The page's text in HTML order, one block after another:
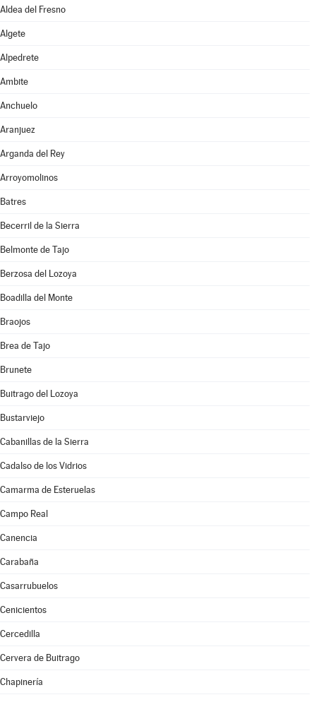
Aldea del Fresno
Algete
Alpedrete
Ambite
Anchuelo
Aranjuez
Arganda del Rey
Arroyomolinos
Batres
Becerril de la Sierra
Belmonte de Tajo
Berzosa del Lozoya
Boadilla del Monte
Braojos
Brea de Tajo
Brunete
Buitrago del Lozoya
Bustarviejo
Cabanillas de la Sierra
Cadalso de los Vidrios
Camarma de Esteruelas
Campo Real
Canencia
Carabaña
Casarrubuelos
Cenicientos
Cercedilla
Cervera de Buitrago
Chapinería